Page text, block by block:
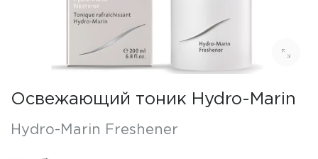
Освежающий тоник Hydro-Marin
Hydro-Marin Freshener